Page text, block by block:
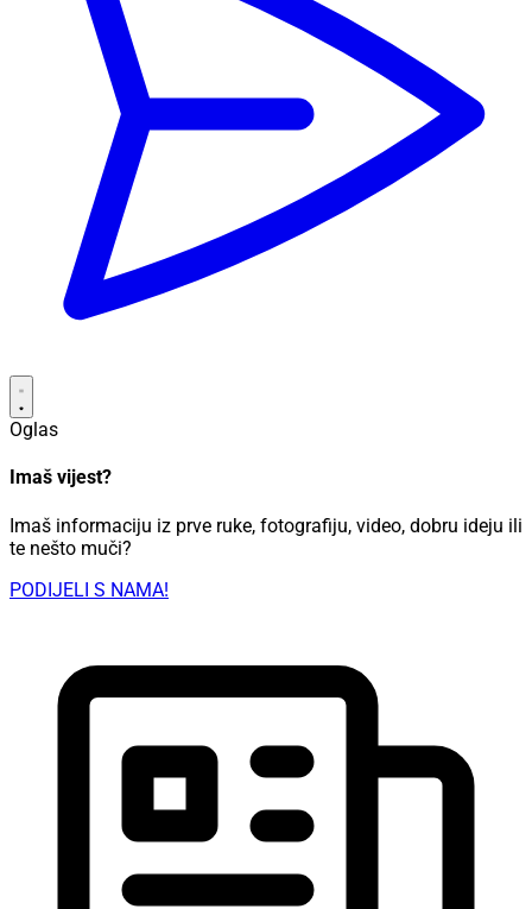
Oglas
Imaš vijest?
Imaš informaciju iz prve ruke, fotografiju, video, dobru ideju ili
te nešto muči?
PODIJELI S NAMA!